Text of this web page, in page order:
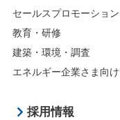
セールスプロモーション
教育・研修
建築・環境・調査
エネルギー企業さま向
採用情報